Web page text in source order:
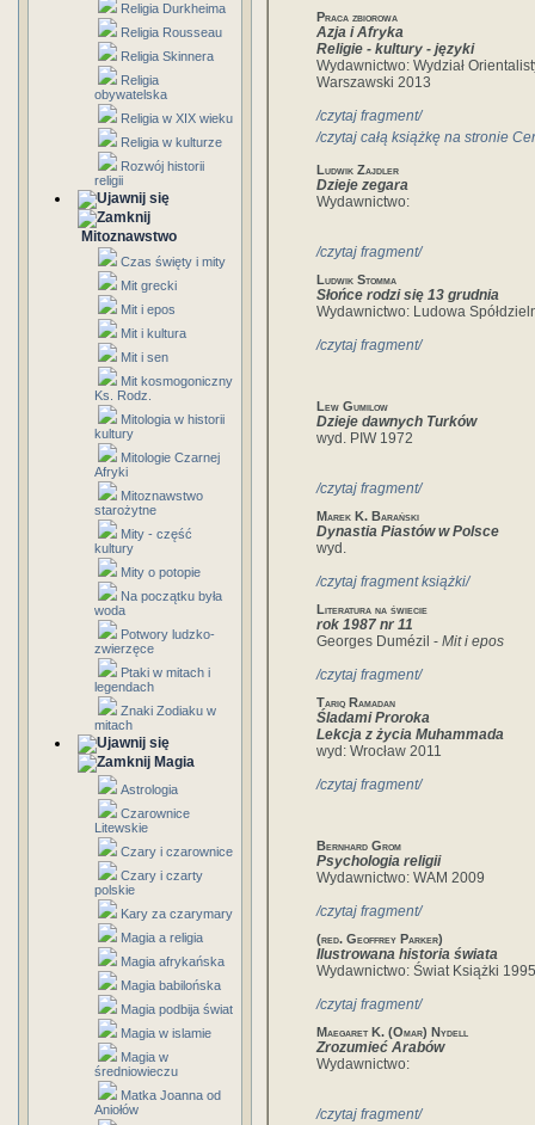
Religia Durkheima
Religia Rousseau
Religia Skinnera
Religia
obywatelska
Religia w XIX wieku
Religia w kulturze
Rozwój historii
religii
Mitoznawstwo
Czas święty i mity
Mit grecki
Mit i epos
Mit i kultura
Mit i sen
Mit kosmogoniczny
Ks. Rodz.
Mitologia w historii
kultury
Mitologie Czarnej
Afryki
Mitoznawstwo
starożytne
Mity - część
kultury
Mity o potopie
Na początku była
woda
Potwory ludzko-
zwierzęce
Ptaki w mitach i
legendach
Znaki Zodiaku w
mitach
Magia
Astrologia
Czarownice
Litewskie
Czary i czarownice
Czary i czarty
polskie
Kary za czarymary
Magia a religia
Magia afrykańska
Magia babilońska
Magia podbija świat
Magia w islamie
Magia w
średniowieczu
Matka Joanna od
Aniołów
Praca zbiorowa
Azja i Afryka
Religie - kultury - języki
Wydawnictwo: Wydział
Warszawski 2013
/czytaj fragment/
/czytaj całą książkę na stronie
Ludwik Zajdler
Dzieje zegara
Wydawnictwo:
/czytaj fragment/
Ludwik Stomma
Słońce rodzi się 13 grudnia
Wydawnictwo: Ludowa
/czytaj fragment/
Lew Gumilow
Dzieje dawnych Turków
wyd. PIW 1972
/czytaj fragment/
Marek K. Barański
Dynastia Piastów w Polsce
wyd.
/czytaj fragment książki/
Literatura na świecie
rok 1987 nr 11
Georges Dumézil - Mit i epos
/czytaj fragment/
Tariq Ramadan
Śladami Proroka
Lekcja z życia Muhammada
wyd: Wrocław 2011
/czytaj fragment/
Bernhard Grom
Psychologia religii
Wydawnictwo: WAM 2009
/czytaj fragment/
(red. Geoffrey Parker)
Ilustrowana historia świata
Wydawnictwo: Świat Książki 1995
/czytaj fragment/
Maegaret K. (Omar) Nydell
Zrozumieć Arabów
Wydawnictwo:
/czytaj fragment/